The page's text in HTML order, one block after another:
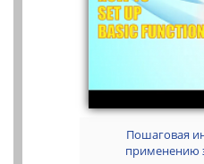
Пошаговая
применению